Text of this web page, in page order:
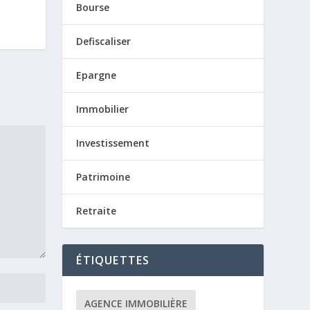
Bourse
Defiscaliser
Epargne
Immobilier
Investissement
Patrimoine
Retraite
ÉTIQUETTES
AGENCE IMMOBILIÈRE